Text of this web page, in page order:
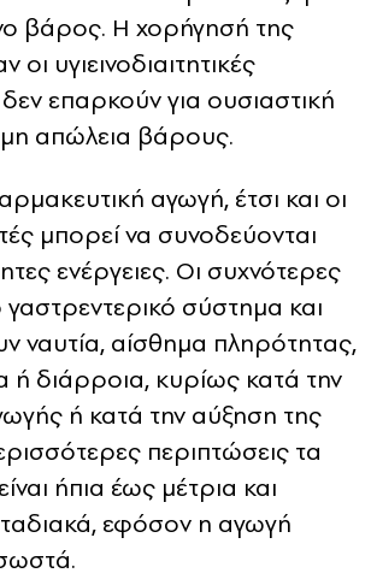
βάρος. Η χορήγησή της
οι υγιεινοδιαιτητικές
επαρκούν για ουσιαστική
απώλεια βάρους.
αγωγή, έτσι και οι
μπορεί να συνοδεύονται
ενέργειες. Οι συχνότερες
σύστημα και
ναυτία, αίσθημα πληρότητας,
ή διάρροια, κυρίως κατά την
ή κατά την αύξηση της
περιπτώσεις τα
ήπια έως μέτρια και
εφόσον η αγωγή
σωστά.